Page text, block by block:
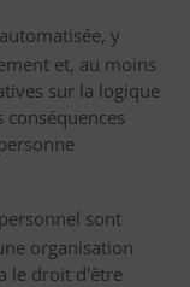
y
et, au moins
sur la logique
sont
organisation
le droit d'être